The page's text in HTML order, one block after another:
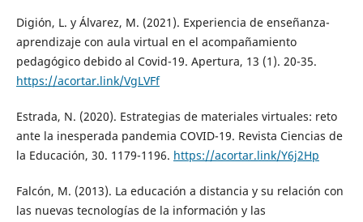
Digión, L. y Álvarez, M. (2021). Experiencia de enseñanza-
aprendizaje con aula virtual en el acompañamiento
pedagógico debido al Covid-19. Apertura, 13 (1). 20-35.
https://acortar.link/VgLVFf
Estrada, N. (2020). Estrategias de materiales virtuales: reto
ante la inesperada pandemia COVID-19. Revista Ciencias de
la Educación, 30. 1179-1196. https://acortar.link/Y6j2Hp
Falcón, M. (2013). La educación a distancia y su relación con
las nuevas tecnologías de la información y las